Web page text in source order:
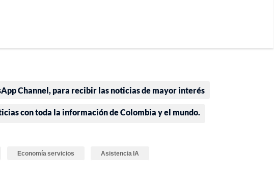
Channel, para recibir las noticias de mayor interés
con toda la información de Colombia y el mundo.
Economía servicios Asistencia IA